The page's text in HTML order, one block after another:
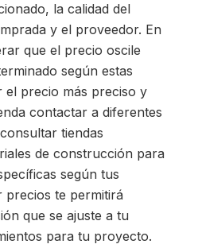
la calidad del
y el proveedor. En
que el precio oscile
según estas
el precio más preciso y
contactar a diferentes
tiendas
de construcción para
según tus
precios te permitirá
que se ajuste a tu
para tu proyecto.